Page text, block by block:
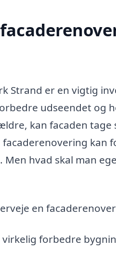
Strand er en vigtig
udseendet og
kan facaden
kan
hvad skal man
en
virkelig forbedre